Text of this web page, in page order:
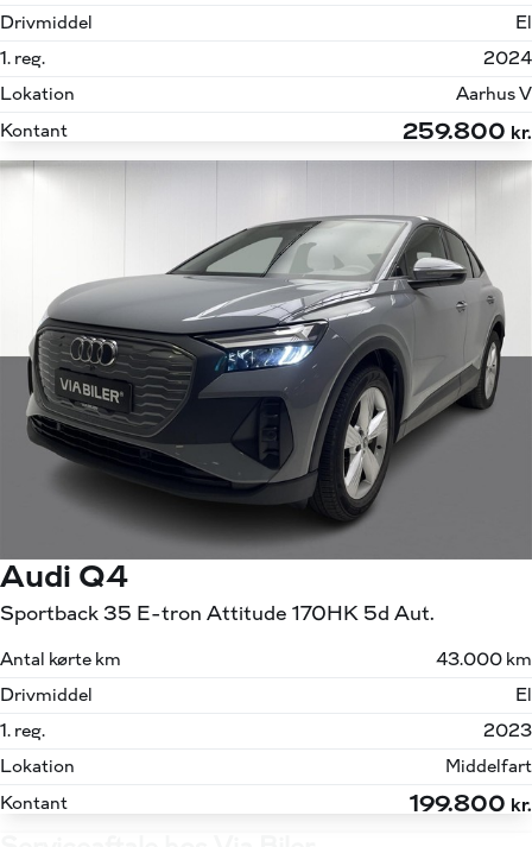
Drivmiddel
El
1. reg.
2024
Lokation
Aarhus V
Kontant
259.800 kr.
Audi Q4
Sportback 35 E-tron Attitude 170HK 5d Aut.
Antal kørte km
43.000 km
Drivmiddel
El
1. reg.
2023
Lokation
Middelfart
Kontant
199.800 kr.